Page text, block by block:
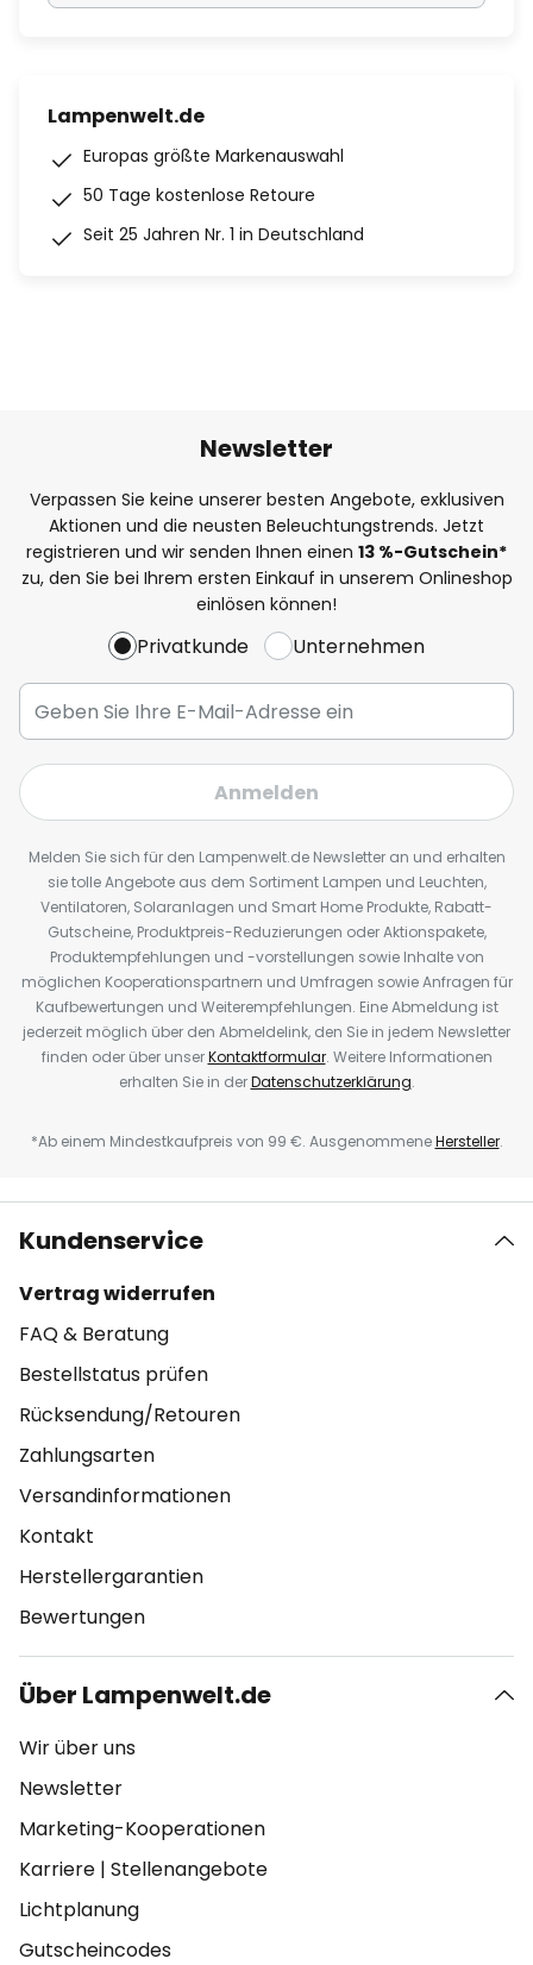
Lampenwelt.de
Europas größte Markenauswahl
50 Tage kostenlose Retoure
Seit 25 Jahren Nr. 1 in Deutschland
Newsletter
Verpassen Sie keine unserer besten Angebote, exklusiven
Aktionen und die neusten Beleuchtungstrends. Jetzt
registrieren und wir senden Ihnen einen 13 %-Gutschein*
zu, den Sie bei Ihrem ersten Einkauf in unserem Onlineshop
einlösen können!
Privatkunde Unternehmen
Anmelden
Melden Sie sich für den Lampenwelt.de Newsletter an und erhalten
sie tolle Angebote aus dem Sortiment Lampen und Leuchten,
Ventilatoren, Solaranlagen und Smart Home Produkte, Rabatt-
Gutscheine, Produktpreis-Reduzierungen oder Aktionspakete,
Produktempfehlungen und -vorstellungen sowie Inhalte von
möglichen Kooperationspartnern und Umfragen sowie Anfragen für
Kaufbewertungen und Weiterempfehlungen. Eine Abmeldung ist
jederzeit möglich über den Abmeldelink, den Sie in jedem Newsletter
finden oder über unserKontaktformular. Weitere Informationen
erhalten Sie in derDatenschutzerklärung.
*Ab einem Mindestkaufpreis von 99 €. AusgenommeneHersteller.
Kundenservice
Vertrag widerrufen
FAQ & Beratung
Bestellstatus prüfen
Rücksendung/Retouren
Zahlungsarten
Versandinformationen
Kontakt
Herstellergarantien
Bewertungen
Über Lampenwelt.de
Wir über uns
Newsletter
Marketing-Kooperationen
Karriere | Stellenangebote
Lichtplanung
Gutscheincodes